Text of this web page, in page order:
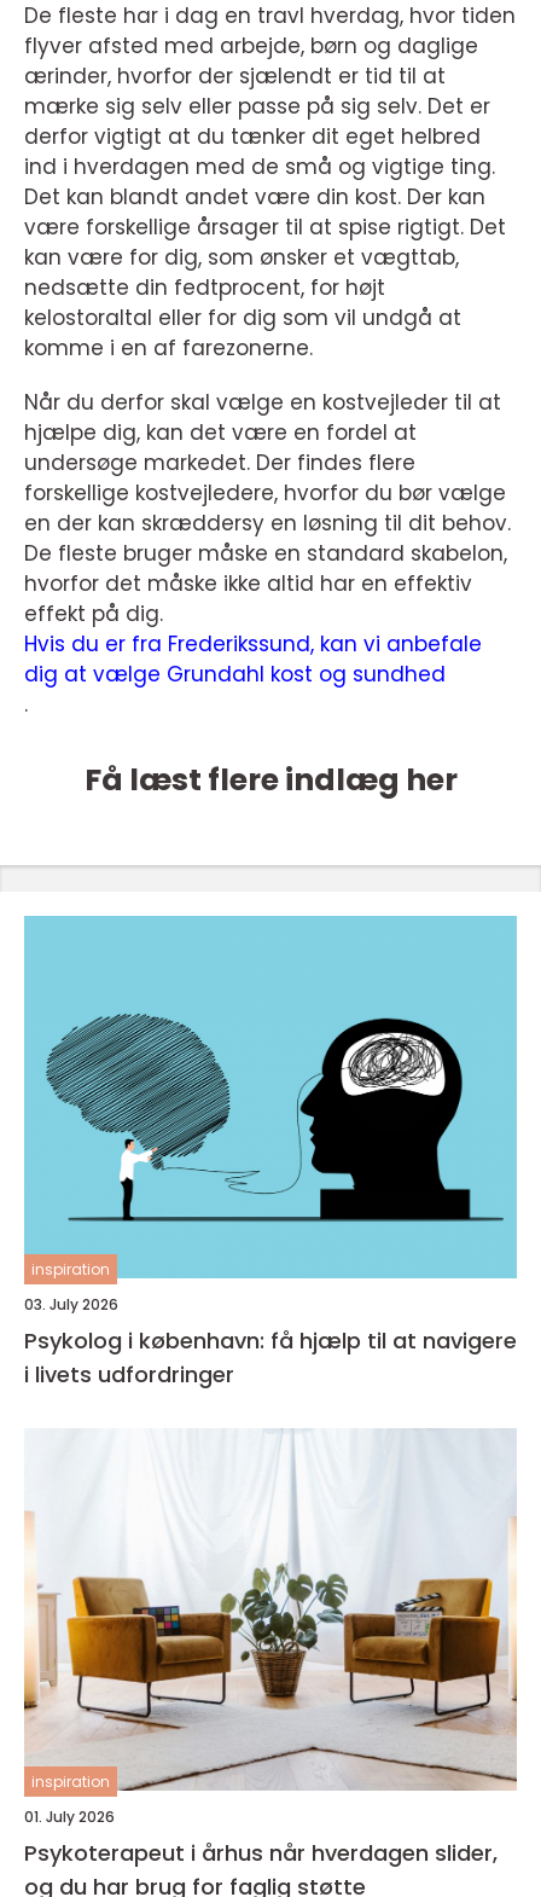
De fleste har i dag en travl hverdag, hvor tiden
flyver afsted med arbejde, børn og daglige
ærinder, hvorfor der sjælendt er tid til at
mærke sig selv eller passe på sig selv. Det er
derfor vigtigt at du tænker dit eget helbred
ind i hverdagen med de små og vigtige ting.
Det kan blandt andet være din kost. Der kan
være forskellige årsager til at spise rigtigt. Det
kan være for dig, som ønsker et vægttab,
nedsætte din fedtprocent, for højt
kelostoraltal eller for dig som vil undgå at
komme i en af farezonerne.
Når du derfor skal vælge en kostvejleder til at
hjælpe dig, kan det være en fordel at
undersøge markedet. Der findes flere
forskellige kostvejledere, hvorfor du bør vælge
en der kan skræddersy en løsning til dit behov.
De fleste bruger måske en standard skabelon,
hvorfor det måske ikke altid har en effektiv
effekt på dig.
Hvis du er fra Frederikssund, kan vi anbefale
dig at vælge Grundahl kost og sundhed
.
Få læst flere indlæg her
inspiration
03. July 2026
Psykolog i københavn: få hjælp til at navigere
i livets udfordringer
inspiration
01. July 2026
Psykoterapeut i århus når hverdagen slider,
og du har brug for faglig støtte